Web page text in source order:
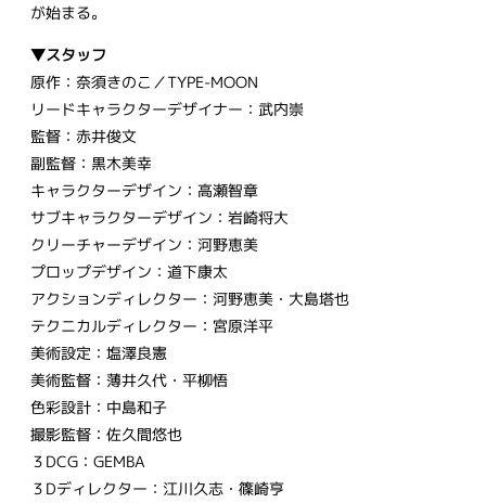
が始まる。
▼スタッフ
原作：奈須きのこ／TYPE-MOON
リードキャラクターデザイナー：武内崇
監督：赤井俊文
副監督：黒木美幸
キャラクターデザイン：高瀬智章
サブキャラクターデザイン：岩崎将大
クリーチャーデザイン：河野恵美
プロップデザイン：道下康太
アクションディレクター：河野恵美・大島塔也
テクニカルディレクター：宮原洋平
美術設定：塩澤良憲
美術監督：薄井久代・平柳悟
色彩設計：中島和子
撮影監督：佐久間悠也
３DCG：GEMBA
３Dディレクター：江川久志・篠崎亨